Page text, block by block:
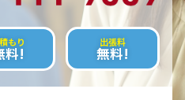
もり
料!
出張料
無料!